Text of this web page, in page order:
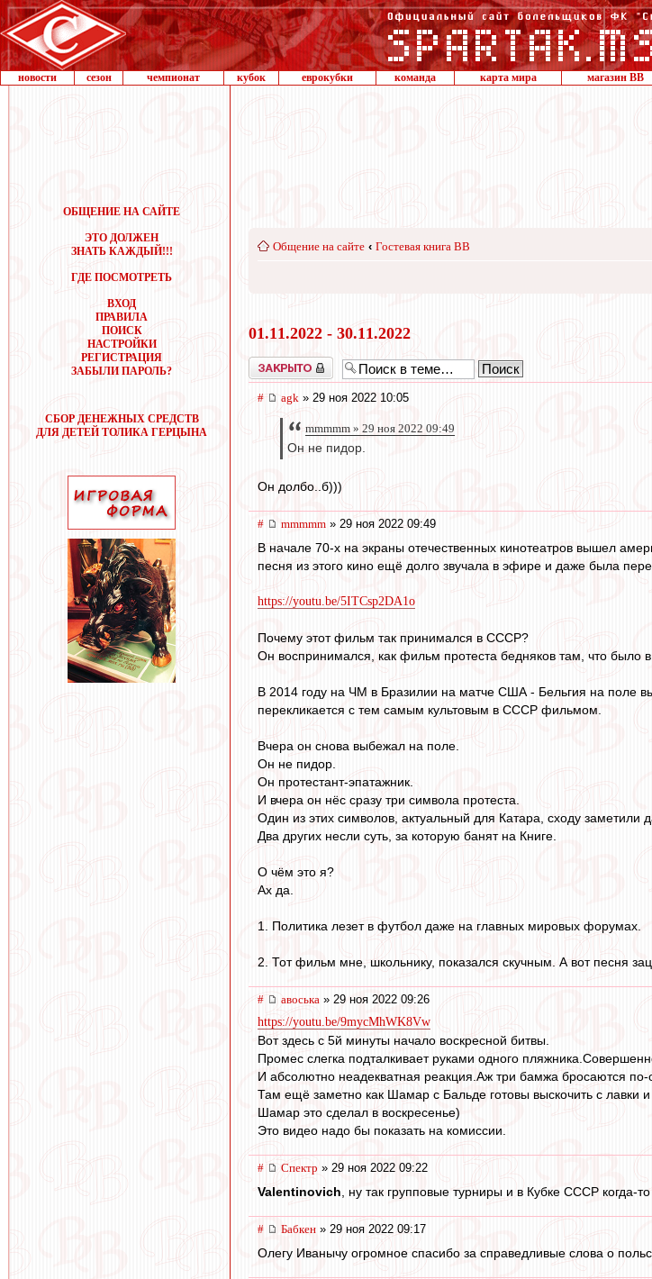
новости сезон чемпионат кубок еврокубки команда карта мира магазин ВВ
ОБЩЕНИЕ НА САЙТЕ
ЭТО ДОЛЖЕН
ЗНАТЬ КАЖДЫЙ!!!
ГДЕ ПОСМОТРЕТЬ
ВХОД
ПРАВИЛА
ПОИСК
НАСТРОЙКИ
РЕГИСТРАЦИЯ
ЗАБЫЛИ ПАРОЛЬ?
СБОР ДЕНЕЖНЫХ СРЕДСТВ
ДЛЯ ДЕТЕЙ ТОЛИКА ГЕРЦЫНА
Общение на сайте ‹ Гостевая книга ВВ
01.11.2022 - 30.11.2022
Закрыто
# agk » 29 ноя 2022 10:05
mmmmm » 29 ноя 2022 09:49
Он не пидор.
Он долбо..б)))
# mmmmm » 29 ноя 2022 09:49
В начале 70-х на экраны отечественных кинотеатров вышел
песня из этого кино ещё долго звучала в эфире и даже была
https://youtu.be/5ITCsp2DA1o
Почему этот фильм так принимался в СССР?
Он воспринимался, как фильм протеста бедняков там, что было в
В 2014 году на ЧМ в Бразилии на матче США - Бельгия на поле
перекликается с тем самым культовым в СССР фильмом.
Вчера он снова выбежал на поле.
Он не пидор.
Он протестант-эпатажник.
И вчера он нёс сразу три символа протеста.
Один из этих символов, актуальный для Катара, сходу заметили
Два других несли суть, за которую банят на Книге.
О чём это я?
Ах да.
1. Политика лезет в футбол даже на главных мировых форумах.
2. Тот фильм мне, школьнику, показался скучным. А вот песня
# авоська » 29 ноя 2022 09:26
https://youtu.be/9mycMhWK8Vw
Вот здесь с 5й минуты начало воскресной битвы.
Промес слегка подталкивает руками одного
И абсолютно неадекватная реакция.Аж три бамжа бросаются
Там ещё заметно как Шамар с Бальде готовы выскочить с лавки
Шамар это сделал в воскресенье)
Это видео надо бы показать на комиссии.
# Спектр » 29 ноя 2022 09:22
Valentinovich , ну так групповые турниры и в Кубке СССР
# Бабкен » 29 ноя 2022 09:17
Олегу Иванычу огромное спасибо за справедливые слова о